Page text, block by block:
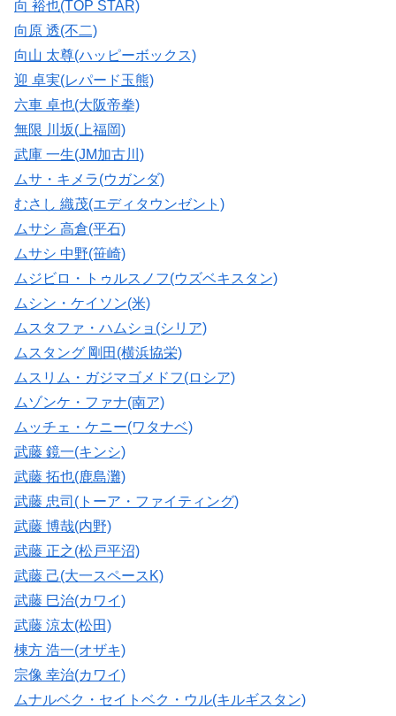
向 裕也(TOP STAR)
向原 透(不二)
向山 太尊(ハッピーボックス)
迎 卓実(レパード玉熊)
六車 卓也(大阪帝拳)
無限 川坂(上福岡)
武庫 一生(JM加古川)
ムサ・キメラ(ウガンダ)
むさし 織茂(エディタウンゼント)
ムサシ 高倉(平石)
ムサシ 中野(笹崎)
ムジビロ・トゥルスノフ(ウズベキスタン)
ムシン・ケイソン(米)
ムスタファ・ハムショ(シリア)
ムスタング 剛田(横浜協栄)
ムスリム・ガジマゴメドフ(ロシア)
ムゾンケ・ファナ(南ア)
ムッチェ・ケニー(ワタナベ)
武藤 鏡一(キンシ)
武藤 拓也(鹿島灘)
武藤 忠司(トーア・ファイティング)
武藤 博哉(内野)
武藤 正之(松戸平沼)
武藤 己(大一スペースK)
武藤 巳治(カワイ)
武藤 涼太(松田)
棟方 浩一(オザキ)
宗像 幸治(カワイ)
ムナルベク・セイトベク・ウル(キルギスタン)